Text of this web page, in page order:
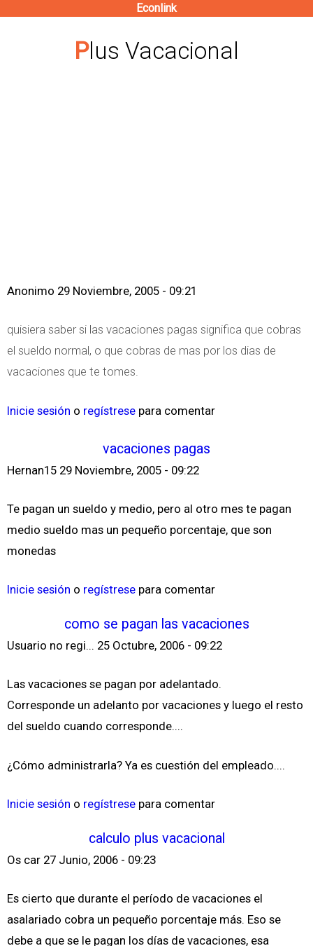
contenido
Econlink
Plus Vacacional
Anonimo 29 Noviembre, 2005 - 09:21
quisiera saber si las vacaciones pagas significa que cobras
el sueldo normal, o que cobras de mas por los dias de
vacaciones que te tomes.
Inicie sesión o regístrese para comentar
vacaciones pagas
Hernan15 29 Noviembre, 2005 - 09:22
Te pagan un sueldo y medio, pero al otro mes te pagan
medio sueldo mas un pequeño porcentaje, que son
monedas
Inicie sesión o regístrese para comentar
como se pagan las vacaciones
Usuario no regi... 25 Octubre, 2006 - 09:22
Las vacaciones se pagan por adelantado.
Corresponde un adelanto por vacaciones y luego el resto
del sueldo cuando corresponde....
¿Cómo administrarla? Ya es cuestión del empleado....
Inicie sesión o regístrese para comentar
calculo plus vacacional
Os car 27 Junio, 2006 - 09:23
Es cierto que durante el período de vacaciones el
asalariado cobra un pequeño porcentaje más. Eso se
debe a que se le pagan los días de vacaciones, esa